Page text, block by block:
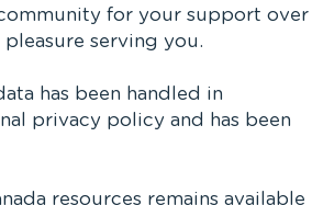
for your support over
pleasure serving you.
has been handled in
privacy policy and has been
resources remains available